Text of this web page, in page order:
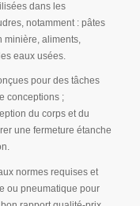
dans les
notamment : pâtes
minière, aliments,
eaux usées.
pour des tâches
conceptions ;
du corps et du
une fermeture étanche
normes requises et
ou pneumatique pour